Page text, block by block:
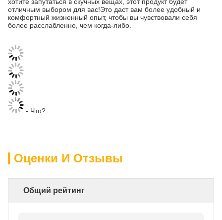
отличным выбором для вас!Это даст вам более удобный и
комфортный жизненный опыт, чтобы вы чувствовали себя
более расслабленно, чем когда-либо.
- Что?
Оценки И Отзывы
Общий рейтинг